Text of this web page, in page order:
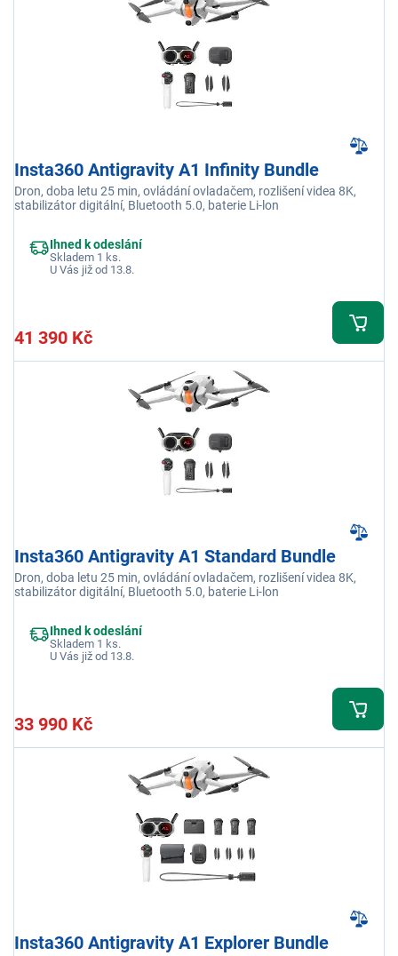
Insta360 Antigravity A1 Infinity Bundle
Dron, doba letu 25 min, ovládání ovladačem, rozlišení videa 8K,
stabilizátor digitální, Bluetooth 5.0, baterie Li-lon
Ihned k odeslání
Skladem 1 ks.
U Vás již od 13.8.
41 390 Kč
Insta360 Antigravity A1 Standard Bundle
Dron, doba letu 25 min, ovládání ovladačem, rozlišení videa 8K,
stabilizátor digitální, Bluetooth 5.0, baterie Li-lon
Ihned k odeslání
Skladem 1 ks.
U Vás již od 13.8.
33 990 Kč
Insta360 Antigravity A1 Explorer Bundle